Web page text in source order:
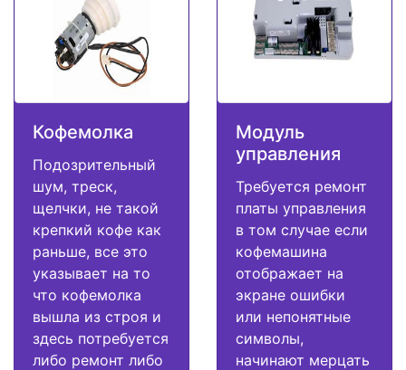
Кофемолка
Подозрительный
шум, треск,
щелчки, не такой
крепкий кофе как
раньше, все это
указывает на то
что кофемолка
вышла из строя и
здесь потребуется
либо ремонт либо
Модуль
управления
Требуется ремонт
платы управления
в том случае если
кофемашина
отображает на
экране ошибки
или непонятные
символы,
начинают мерцать